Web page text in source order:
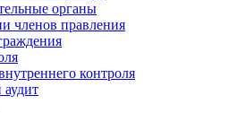
органы
членов правления
контроля